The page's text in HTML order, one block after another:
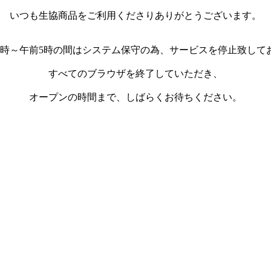
いつも生協商品をご利用くださりありがとうございます。
～午前5時の間はシステム保守の為、サービスを停止致して
すべてのブラウザを終了していただき、
オープンの時間まで、しばらくお待ちください。